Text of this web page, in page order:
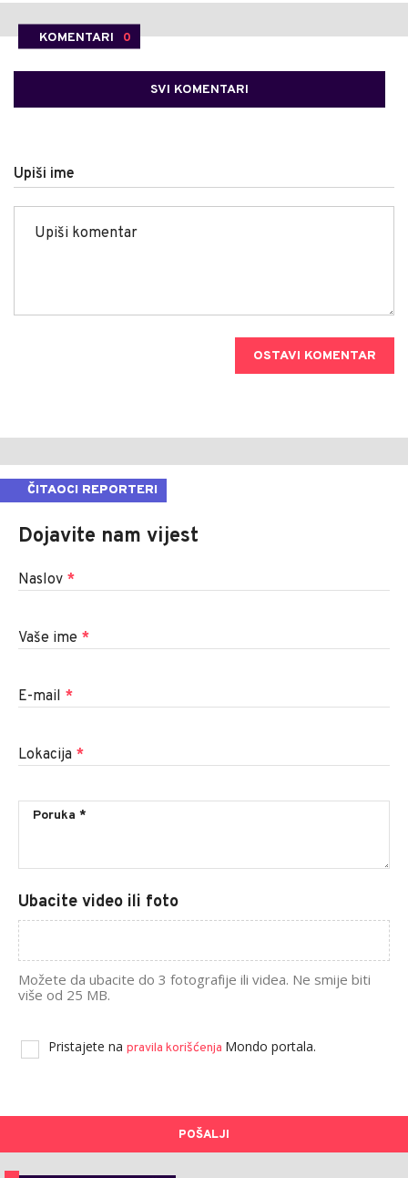
KOMENTARI 0
SVI KOMENTARI
Upiši ime
OSTAVI KOMENTAR
ČITAOCI REPORTERI
Dojavite nam vijest
Naslov *
Vaše ime *
E-mail *
Lokacija *
Ubacite video ili foto
Možete da ubacite do 3 fotografije ili videa. Ne smije biti
više od 25 MB.
Pristajete na pravila korišćenja Mondo portala.
POŠALJI